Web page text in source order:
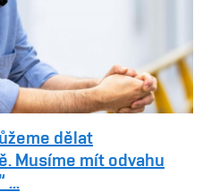
dělat
Musíme mít odvahu
...